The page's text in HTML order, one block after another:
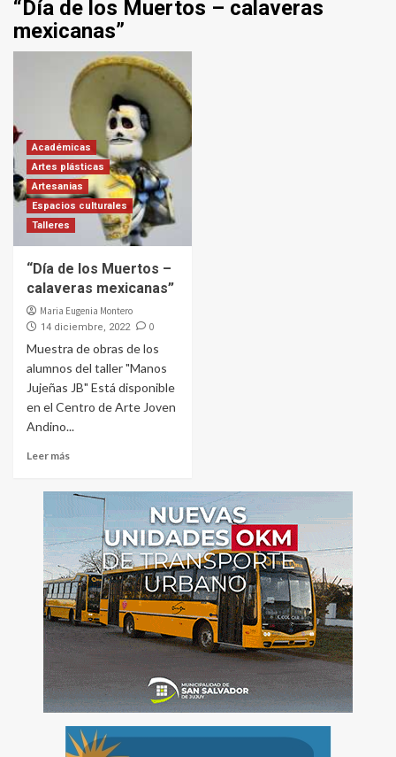
“Día de los Muertos – calaveras
mexicanas”
Académicas
Artes plásticas
Artesanias
Espacios culturales
Talleres
“Día de los Muertos –
calaveras mexicanas”
Maria Eugenia Montero
14 diciembre, 2022 0
Muestra de obras de los
alumnos del taller "Manos
Jujeñas JB" Está disponible
en el Centro de Arte Joven
Andino...
Leer más